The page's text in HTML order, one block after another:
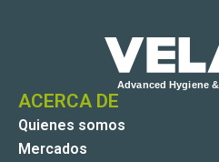
ACERCA DE
Quienes somos
Mercados